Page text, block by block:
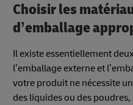
Choisir les
d’emballage
Il existe essentiellement
l’emballage externe et
votre produit ne nécessite
des liquides ou des